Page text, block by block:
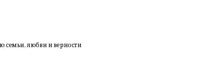
семьи, любви и верности